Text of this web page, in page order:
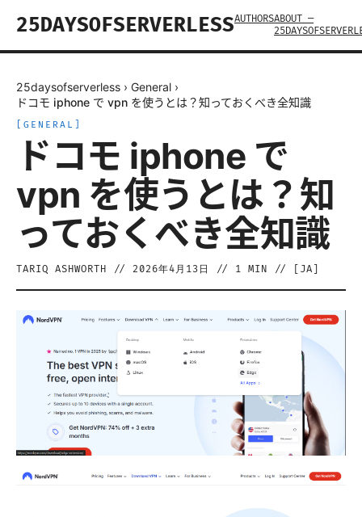
25DAYSOFSERVERLESSAUTHORSABOUT —
25daysofserverless › General ›
ドコモ iphone で vpn を使うとは？知っておくべき全知識
GENERAL
ドコモ iphone で
vpn を使うとは？知
っておくべき全知識
TARIQ ASHWORTH // 2026年4月13日 // 1 MIN // [ JA